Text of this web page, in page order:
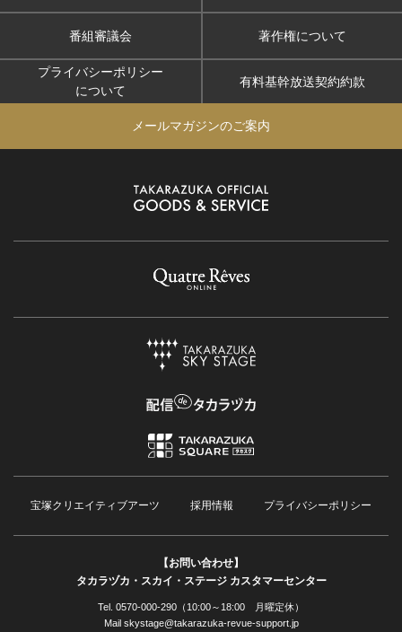
番組審議会 著作権について
プライバシーポリシー
について
有料基幹放送契約約款
メールマガジンのご案内
宝塚クリエイティブアーツ 採用情報 プライバシーポリシー
【お問い合わせ】
タカラヅカ・スカイ・ステージ カスタマーセンター
Tel. 0570-000-290（10:00～18:00 月曜定休）
Mail skystage@takarazuka-revue-support.jp